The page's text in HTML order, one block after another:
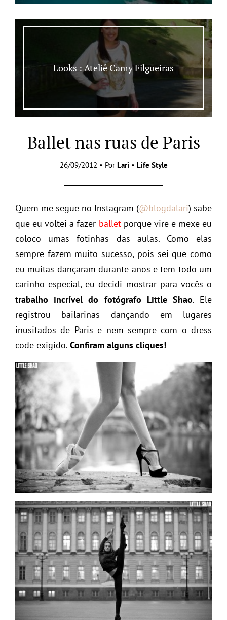
Looks : Ateliê Camy Filgueiras
Ballet nas ruas de Paris
26/09/2012 • Por Lari • Life Style
Quem me segue no Instagram (@blogdalari) sabe
que eu voltei a fazer balletporque vire e mexe eu
coloco umas fotinhas das aulas. Como elas
sempre fazem muito sucesso, pois sei que como
eu muitas dançaram durante anos e tem todo um
carinho especial, eu decidi mostrar para vocês o
trabalho incrível do fotógrafo Little Shao. Ele
registrou bailarinas dançando em lugares
inusitados de Paris e nem sempre com o dress
code exigido. Confiram alguns cliques!